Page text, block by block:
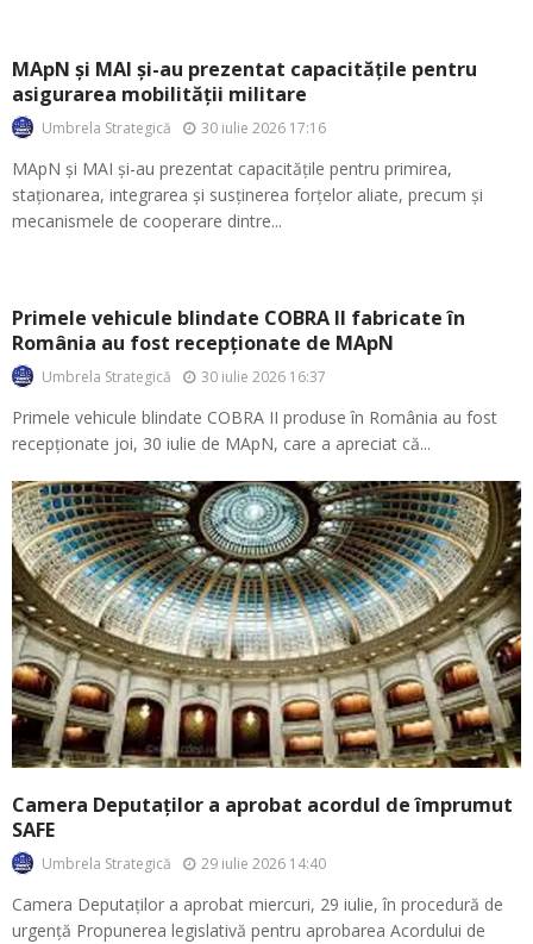
MApN și MAI și-au prezentat capacitățile pentru
asigurarea mobilității militare
Umbrela Strategică 30 iulie 2026 17:16
MApN și MAI și-au prezentat capacitățile pentru primirea,
staționarea, integrarea și susținerea forțelor aliate, precum și
mecanismele de cooperare dintre...
Primele vehicule blindate COBRA II fabricate în
România au fost recepționate de MApN
Umbrela Strategică 30 iulie 2026 16:37
Primele vehicule blindate COBRA II produse în România au fost
recepționate joi, 30 iulie de MApN, care a apreciat că...
Camera Deputaților a aprobat acordul de împrumut
SAFE
Umbrela Strategică 29 iulie 2026 14:40
Camera Deputaților a aprobat miercuri, 29 iulie, în procedură de
urgență Propunerea legislativă pentru aprobarea Acordului de